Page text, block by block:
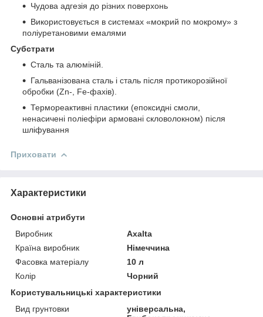
Чудова адгезія до різних поверхонь
Використовується в системах «мокрий по мокрому» з
поліуретановими емалями
Субстрати
Сталь та алюміній.
Гальванізована сталь і сталь після протикорозійної
обробки (Zn-, Fe-фахів).
Термореактивні пластики (епоксидні смоли,
ненасичені поліефіри армовані скловолокном) після
шліфування
Приховати
Характеристики
Основні атрибути
Виробник
Axalta
Країна виробник
Німеччина
Фасовка матеріалу
10 л
Колір
Чорний
Користувальницькі характеристики
Вид грунтовки
універсальна,